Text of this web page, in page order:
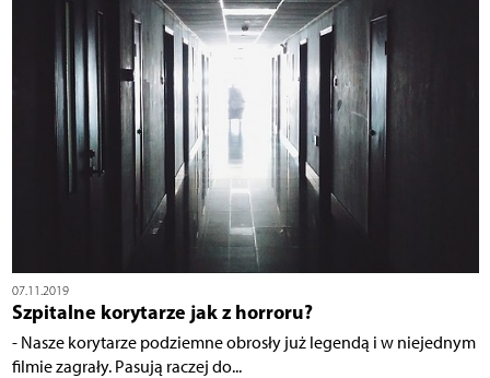
07.11.2019
Szpitalne korytarze jak z horroru?
- Nasze korytarze podziemne obrosły już legendą i w niejednym
filmie zagrały. Pasują raczej do...